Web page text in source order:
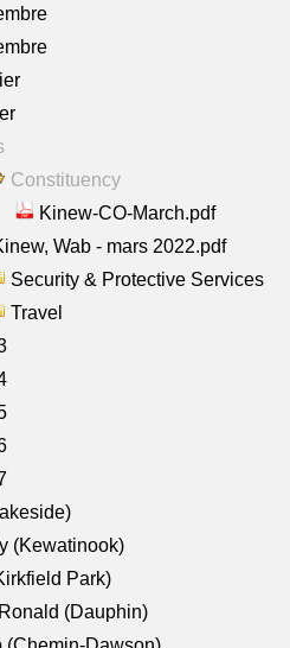
Constituency
Kinew-CO-March.pdf
Wab - mars 2022.pdf
Security & Protective Services
Travel
(Kewatinook)
Park)
(Dauphin)